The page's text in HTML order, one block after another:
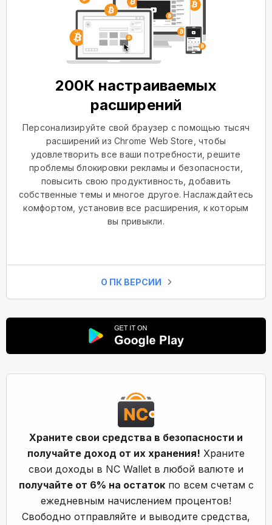
200К настраиваемых
расширений
Персонализируйте свой браузер с помощью тысяч
расширений из Chrome Web Store, чтобы
удовлетворить все ваши потребности, решите
проблемы блокировки рекламы и безопасности,
повысить свою продуктивность, добавить
собственные темы и многое другое. Наслаждайтесь
комфортом, установив все расширения, к которым
вы привыкли.
О ПК ВЕРСИИ
Храните свои средства в безопасности и
получайте доход от их хранения! Храните
свои доходы в NC Wallet в любой валюте и
получайте от 6% на остатокпо всем счетам с
ежедневным начислением процентов!
Свободно отправляйте и выводите средства,